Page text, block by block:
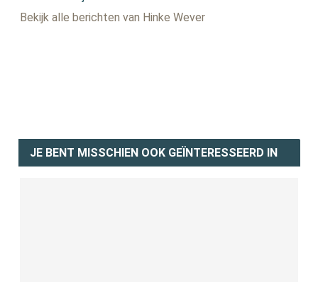
Bekijk alle berichten van Hinke Wever
JE BENT MISSCHIEN OOK GEÏNTERESSEERD IN